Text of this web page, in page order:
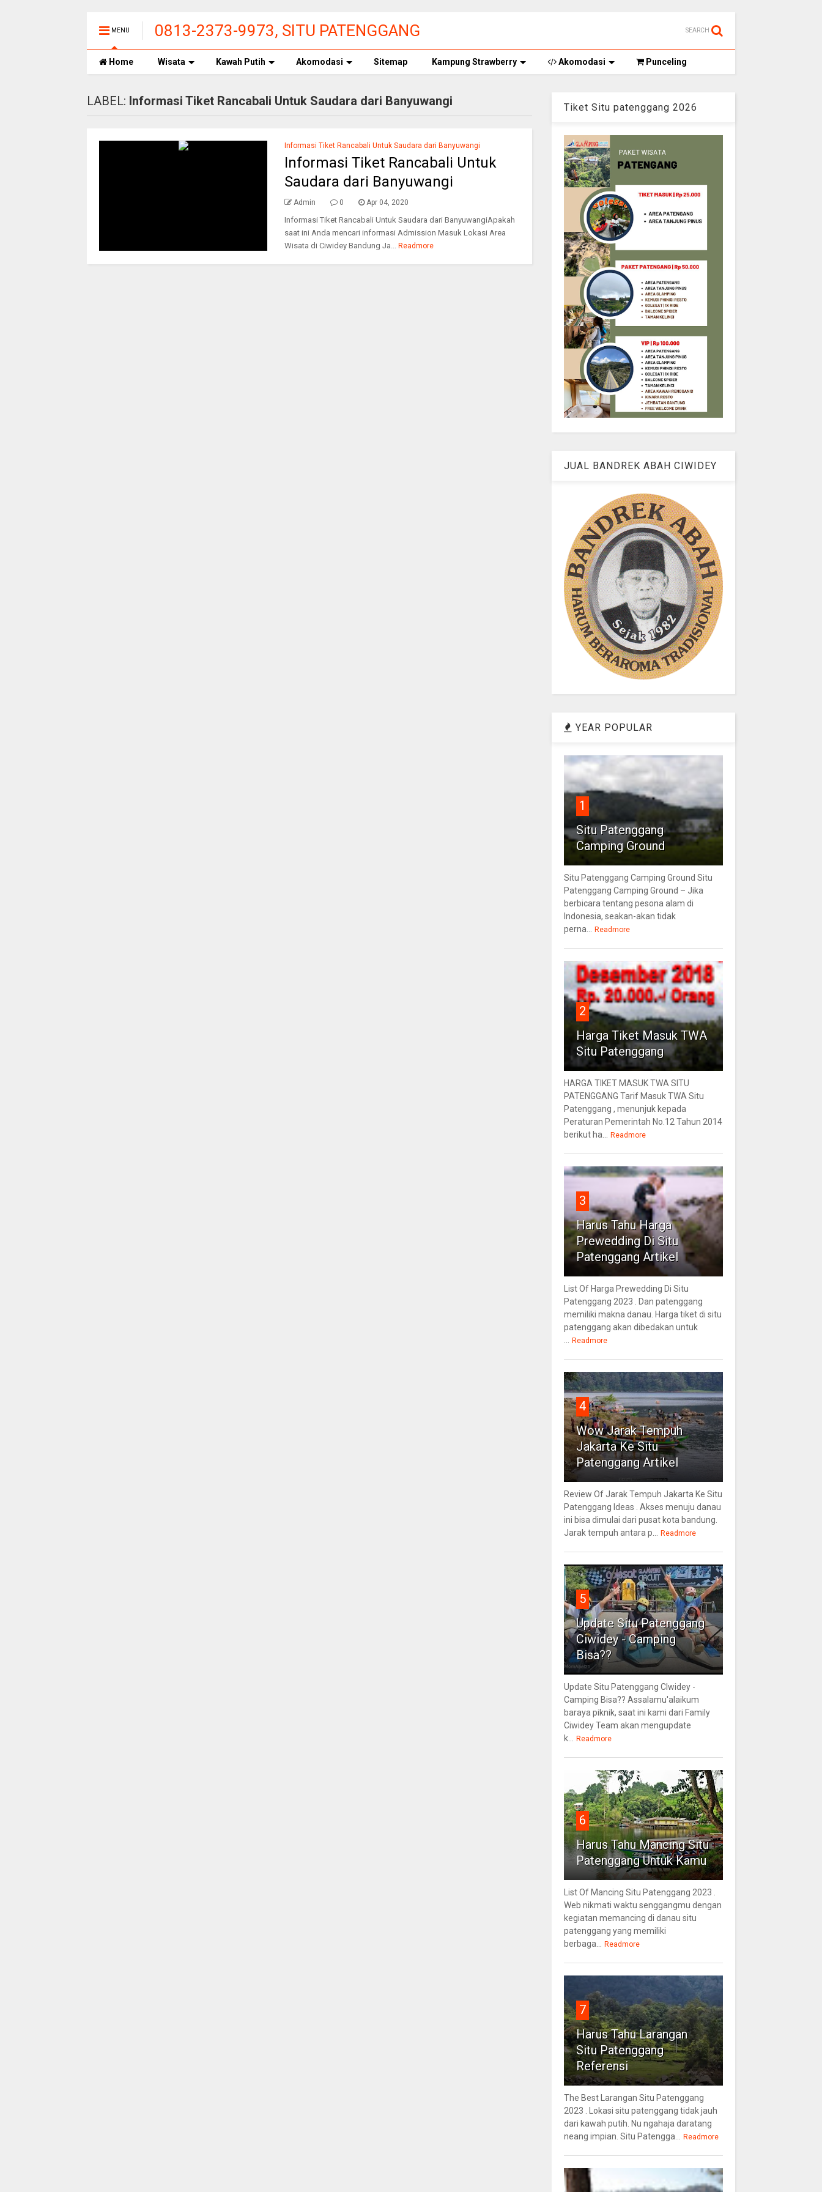
MENU
0813-2373-9973, SITU PATENGGANG
CIWIDEY, HARGA TIKET MASUK
SEARCH
Home Wisata Kawah Putih Akomodasi Sitemap Kampung Strawberry Akomodasi Punceling
LABEL: Informasi Tiket Rancabali Untuk Saudara dari Banyuwangi
Informasi Tiket Rancabali Untuk Saudara dari Banyuwangi
Informasi Tiket Rancabali Untuk
Saudara dari Banyuwangi
Admin 0 Apr 04, 2020
Informasi Tiket Rancabali Untuk Saudara dari BanyuwangiApakah
saat ini Anda mencari informasi Admission Masuk Lokasi Area
Wisata di Ciwidey Bandung Ja... Readmore
Tiket Situ patenggang 2026
JUAL BANDREK ABAH CIWIDEY
YEAR POPULAR
1
Situ Patenggang
Camping Ground
Situ Patenggang Camping Ground Situ
Patenggang Camping Ground – Jika
berbicara tentang pesona alam di
Indonesia, seakan-akan tidak
perna...
Readmore
2
Harga Tiket Masuk TWA
Situ Patenggang
HARGA TIKET MASUK TWA SITU
PATENGGANG Tarif Masuk TWA Situ
Patenggang , menunjuk kepada
Peraturan Pemerintah No.12 Tahun 2014
berikut ha...
Readmore
3
Harus Tahu Harga
Prewedding Di Situ
Patenggang Artikel
List Of Harga Prewedding Di Situ
Patenggang 2023 . Dan patenggang
memiliki makna danau. Harga tiket di situ
patenggang akan dibedakan untuk
Readmore
4
Wow Jarak Tempuh
Jakarta Ke Situ
Patenggang Artikel
Review Of Jarak Tempuh Jakarta Ke Situ
Patenggang Ideas . Akses menuju danau
ini bisa dimulai dari pusat kota bandung.
Jarak tempuh antara p...
Readmore
5
Update Situ Patenggang
Ciwidey - Camping
Bisa??
Update Situ Patenggang CIwidey -
Camping Bisa?? Assalamu'alaikum
baraya piknik, saat ini kami dari Family
Ciwidey Team akan mengupdate
k...
Readmore
6
Harus Tahu Mancing Situ
Patenggang Untuk Kamu
List Of Mancing Situ Patenggang 2023 .
Web nikmati waktu senggangmu dengan
kegiatan memancing di danau situ
patenggang yang memiliki
berbaga...
Readmore
7
Harus Tahu Larangan
Situ Patenggang
Referensi
The Best Larangan Situ Patenggang
2023 . Lokasi situ patenggang tidak jauh
dari kawah putih. Nu ngahaja daratang
neang impian. Situ Patengga...
Readmore